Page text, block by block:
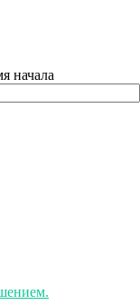
начала